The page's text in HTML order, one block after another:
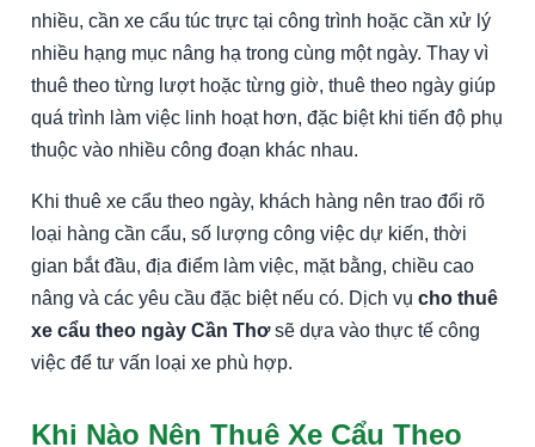
nhiều, cần xe cẩu túc trực tại công trình hoặc cần xử lý
nhiều hạng mục nâng hạ trong cùng một ngày. Thay vì
thuê theo từng lượt hoặc từng giờ, thuê theo ngày giúp
quá trình làm việc linh hoạt hơn, đặc biệt khi tiến độ phụ
thuộc vào nhiều công đoạn khác nhau.
Khi thuê xe cẩu theo ngày, khách hàng nên trao đổi rõ
loại hàng cần cẩu, số lượng công việc dự kiến, thời
gian bắt đầu, địa điểm làm việc, mặt bằng, chiều cao
nâng và các yêu cầu đặc biệt nếu có. Dịch vụ cho thuê
xe cẩu theo ngày Cần Thơsẽ dựa vào thực tế công
việc để tư vấn loại xe phù hợp.
Khi Nào Nên Thuê Xe Cẩu Theo